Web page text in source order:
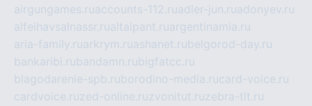
airgungames.ruaccounts-112.ruadler-jun.ruadonyev.ru
alfeihavsalnassr.rualtaipant.ruargentinamia.ru
aria-family.ruarkrym.ruashanet.rubelgorod-day.ru
bankaribi.rubandamn.rubigfatcc.ru
blagodarenie-spb.ruborodino-media.rucard-voice.ru
cardvoice.ruzed-online.ruzvonitut.ruzebra-tlt.ru